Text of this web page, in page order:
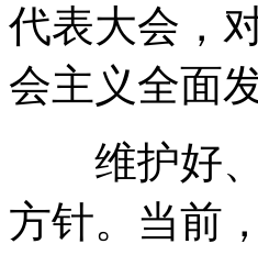
代表大会，
会主义全面
维护好、
方针。当前